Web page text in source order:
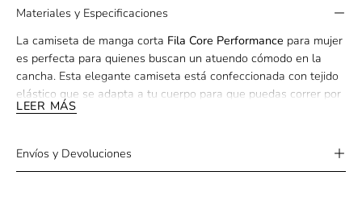
Materiales y Especificaciones
La camiseta de manga corta Fila Core Performance para mujer
es perfecta para quienes buscan un atuendo cómodo en la
cancha. Esta elegante camiseta está confeccionada con tejido
elástico que se adapta a tu cuerpo para que puedas correr por
la cancha y devolver saques rápidos sin problemas.
para una gestión eficaz del sudor, de modo que tú o tu equipo
se mantengan secos y jueguen mejor durante más tiempo. Las
LEER MÁS
Envíos y Devoluciones